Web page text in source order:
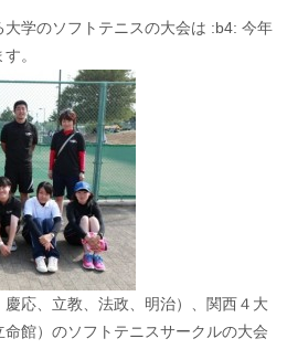
大学のソフトテニスの大会は :b4: 今年
。
応、立教、法政、明治）、関西４大
館）のソフトテニスサークルの大会